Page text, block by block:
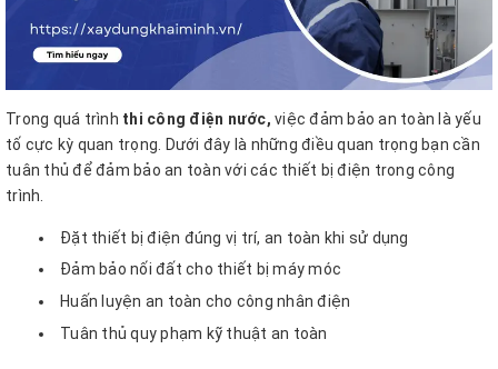
Trong quá trình thi công điện nước, việc đảm bảo an toàn là yếu
tố cực kỳ quan trọng. Dưới đây là những điều quan trọng bạn cần
tuân thủ để đảm bảo an toàn với các thiết bị điện trong công
trình.
Đặt thiết bị điện đúng vị trí, an toàn khi sử dụng
Đảm bảo nối đất cho thiết bị máy móc
Huấn luyện an toàn cho công nhân điện
Tuân thủ quy phạm kỹ thuật an toàn